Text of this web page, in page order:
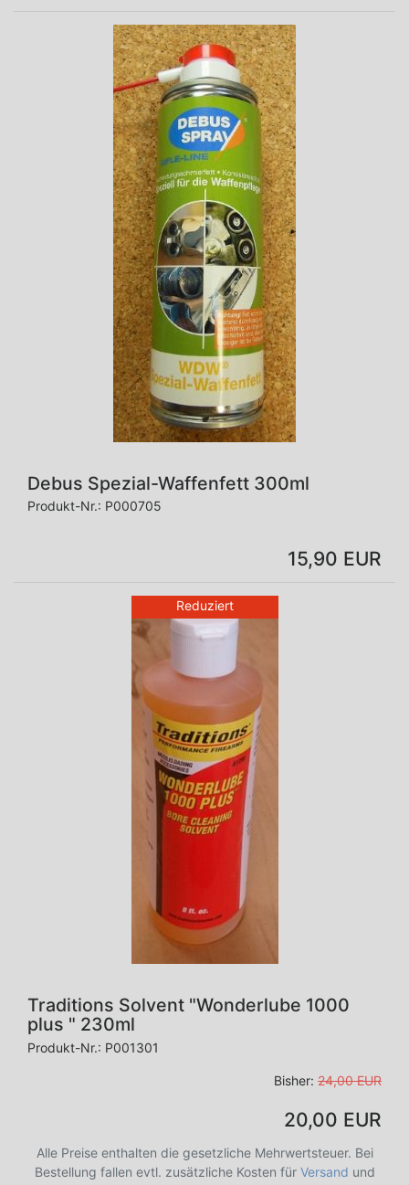
Debus Spezial-Waffenfett 300ml
Produkt-Nr.: P000705
15,90 EUR
Reduziert
Traditions Solvent "Wonderlube 1000
plus " 230ml
Produkt-Nr.: P001301
Bisher: 24,00 EUR
20,00 EUR
Alle Preise enthalten die gesetzliche Mehrwertsteuer. Bei
Bestellung fallen evtl. zusätzliche Kosten für Versand und